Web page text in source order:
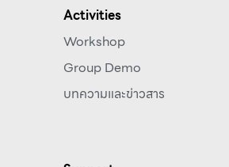
Activities
Workshop
Group Demo
บทความและข่าวสาร